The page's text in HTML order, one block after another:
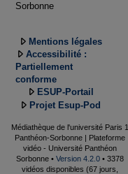
Sorbonne
Mentions légales
Accessibilité :
Partiellement
conforme
ESUP-Portail
Projet Esup-Pod
Médiathèque de l'université Paris 1
Panthéon-Sorbonne | Plateforme
vidéo - Université Panthéon
Sorbonne • Version 4.2.0 • 3378
vidéos disponibles (67 jours,